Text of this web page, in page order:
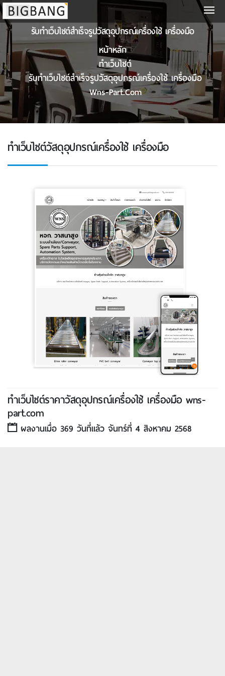
รับทําเว็บไซต์สําเร็จรูปวัสดุอุปกรณ์เครื่องใช้ เครื่องมือ
หน้าหลัก
ทําเว็บไซต์
รับทําเว็บไซต์สําเร็จรูปวัสดุอุปกรณ์เครื่องใช้ เครื่องมือ
Wns-Part.com
ทําเว็บไซต์วัสดุอุปกรณ์เครื่องใช้ เครื่องมือ
ทําเว็บไซต์ราคาวัสดุอุปกรณ์เครื่องใช้ เครื่องมือ wns-
part.com
ผลงานเมื่อ 369 วันที่แล้ว จันทร์ที่ 4 สิงหาคม 2568